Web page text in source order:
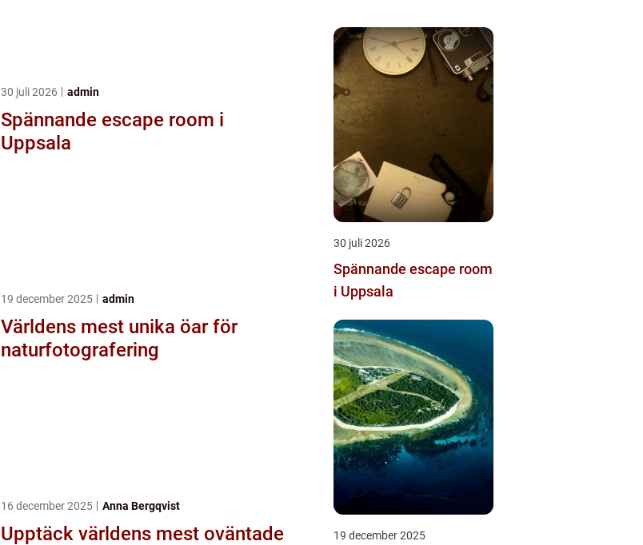
30 juli 2026 admin
Spännande escape room i
Uppsala
19 december 2025 admin
Världens mest unika öar för
naturfotografering
16 december 2025 Anna Bergqvist
Upptäck världens mest oväntade
30 juli 2026
Spännande escape room
i Uppsala
19 december 2025